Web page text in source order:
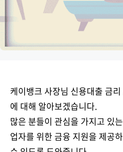
케이뱅크 사장님 신용대출 금
에 대해 알아보겠습니다.
많은 분들이 관심을 가지고 있
업자를 위한 금융 지원을 제공